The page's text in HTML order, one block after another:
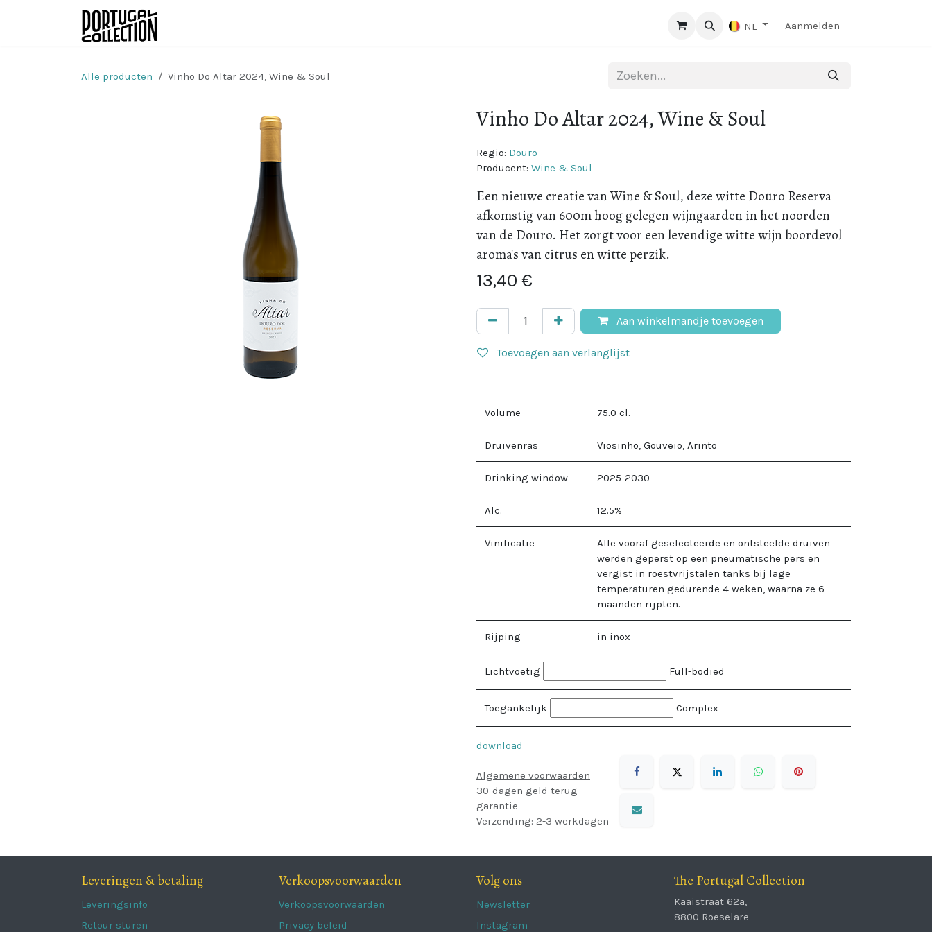
Overslaan naar inhoud
NL Aanmelden
Alle producten Vinho Do Altar 2024, Wine & Soul
Vinho Do Altar 2024, Wine & Soul
Regio: Douro
Producent: Wine & Soul
Een nieuwe creatie van Wine & Soul, deze witte Douro Reserva
afkomstig van 600m hoog gelegen wijngaarden in het noorden
van de Douro. Het zorgt voor een levendige witte wijn boordevol
aroma's van citrus en witte perzik.
13,40 €
Aan winkelmandje toevoegen
Toevoegen aan verlanglijst
Volume 75.0 cl.
Druivenras Viosinho, Gouveio, Arinto
Drinking window 2025-2030
Alc. 12.5%
Vinificatie
Alle vooraf geselecteerde en ontsteelde druiven
werden geperst op een pneumatische pers en
vergist in roestvrijstalen tanks bij lage
temperaturen gedurende 4 weken, waarna ze 6
maanden rijpten.
Rijping in inox
Lichtvoetig Full-bodied
Toegankelijk Complex
download
Algemene voorwaarden
30-dagen geld terug
garantie
Verzending: 2-3 werkdagen
Leveringen & betaling
Leveringsinfo
Retour sturen
Verkoopsvoorwaarden
Verkoopsvoorwaarden
Privacy beleid
Volg ons
Newsletter
Instagram
The Portugal Collection
Kaaistraat 62a,
8800 Roeselare